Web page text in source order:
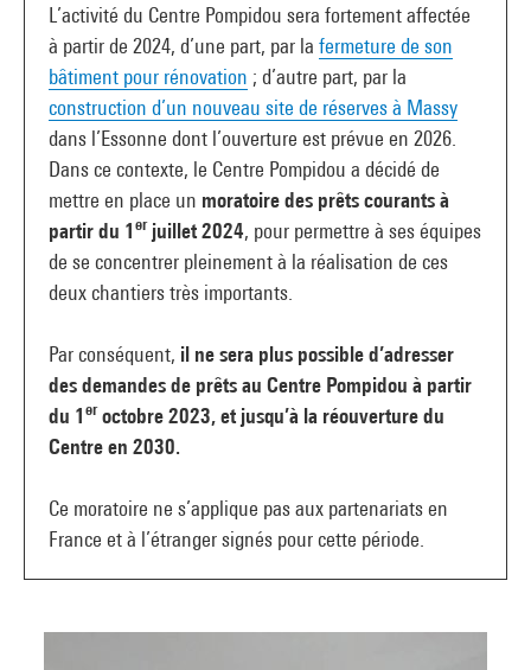
L’activité du Centre Pompidou sera fortement affectée
à partir de 2024, d’une part, par la fermeture de son
bâtiment pour rénovation ; d’autre part, par la
construction d’un nouveau site de réserves à Massy
dans l’Essonne dont l’ouverture est prévue en 2026.
Dans ce contexte, le Centre Pompidou a décidé de
mettre en place un moratoire des prêts courants à
partir du 1erjuillet 2024, pour permettre à ses équipes
de se concentrer pleinement à la réalisation de ces
deux chantiers très importants.
Par conséquent, il ne sera plus possible d’adresser
des demandes de prêts au Centre Pompidou à partir
du 1eroctobre 2023, et jusqu’à la réouverture du
Centre en 2030.
Ce moratoire ne s’applique pas aux partenariats en
France et à l’étranger signés pour cette période.